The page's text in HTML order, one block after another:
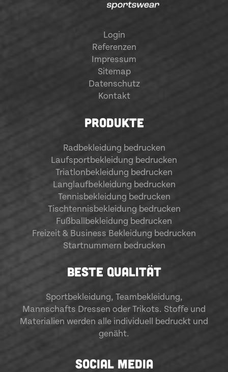
Login
Referenzen
Impressum
Sitemap
Datenschutz
Kontakt
PRODUKTE
Radbekleidung bedrucken
Laufsportbekleidung bedrucken
Triatlonbekleidung bedrucken
Langlaufbekleidung bedrucken
Tennisbekleidung bedrucken
Tischtennisbekleidung bedrucken
Fußballbekleidung bedrucken
Freizeit & Business Bekleidung bedrucken
Startnummern bedrucken
BESTE QUALITÄT
Sportbekleidung, Teambekleidung,
Mannschafts Dressen oder Trikots. Stoffe und
Materialien werden alle individuell bedruckt und
genäht.
SOCIAL MEDIA